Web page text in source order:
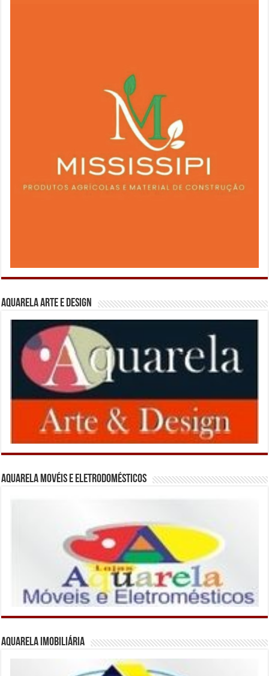
Aquarela Arte e Design
Aquarela Movéis e Eletrodomésticos
Aquarela Imobiliária